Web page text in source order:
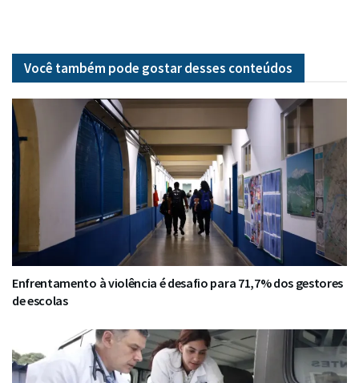
Você também pode gostar desses conteúdos
Enfrentamento à violência é desafio para 71,7% dos gestores
de escolas